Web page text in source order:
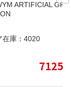
ARTIFICIAL GRA
庫： 4020
7125